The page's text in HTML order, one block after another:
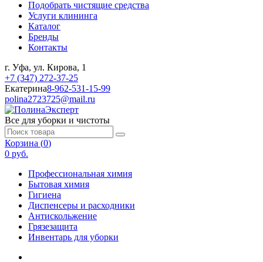
Подобрать чистящие средства
Услуги клининга
Каталог
Бренды
Контакты
г. Уфа, ул. Кирова, 1
+7 (347) 272-37-25
Екатерина8-962-531-15-99
polina2723725@mail.ru
Все для уборки и чистоты
Корзина (0)
0 руб.
Профессиональная химия
Бытовая химия
Гигиена
Диспенсеры и расходники
Антискольжение
Грязезащита
Инвентарь для уборки